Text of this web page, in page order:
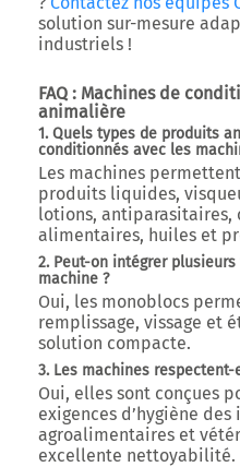
solution sur-mesure
industriels !
FAQ : Machines de
animalière
1. Quels types de produits
conditionnés avec les
Les machines
produits liquides,
lotions, antiparasitaires,
alimentaires, huiles et
2. Peut-on intégrer
machine ?
Oui, les monoblocs
remplissage, vissage et
solution compacte.
3. Les machines
Oui, elles sont conçues
exigences d’hygiène
agroalimentaires et
excellente nettoyabilité.